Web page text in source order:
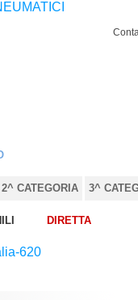
2^ CATEGORIA 3^
DIRETTA